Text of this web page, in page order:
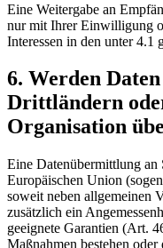
Eine Weitergabe an
nur mit Ihrer Einwilligung
Interessen in den unter 4.1
6. Werden
Drittländern
Organisation
Eine Datenübermittlung an
Europäischen Union
soweit neben allgemeinen
zusätzlich ein
geeignete Garantien (Art.
Maßnahmen bestehen